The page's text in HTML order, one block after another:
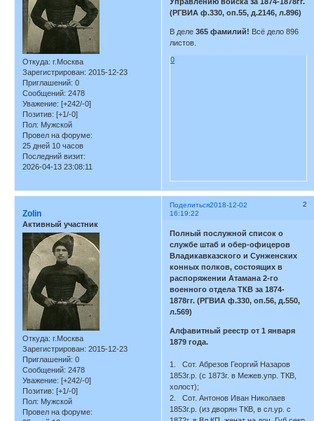
Откуда: г.Москва
Зарегистрирован: 2015-12-23
Приглашений: 0
Сообщений: 2478
Уважение: [+242/-0]
Позитив: [+1/-0]
Пол: Мужской
Провел на форуме:
25 дней 10 часов
Последний визит:
2026-04-13 23:08:11
(РГВИА ф.330, оп.55, д.2146, л.896)
В деле365 фамилий! Всё дело 896
листов.
0
Поделиться 2
2018-12-02
16:19:22
Zolin
Активный участник
Откуда: г.Москва
Зарегистрирован: 2015-12-23
Приглашений: 0
Сообщений: 2478
Уважение: [+242/-0]
Позитив: [+1/-0]
Пол: Мужской
Провел на форуме:
Полный послужной список о
службе штаб и обер-офицеров
Владикавказского и Сунженских
конных полков, состоящих в
распоряжении Атамана 2-го
военного отдела ТКВ за 1874-
1878гг. (РГВИА ф.330, оп.56, д.550,
л.569)
Алфавитный реестр от 1 января
1879 года.
1. Сот. Абрезов Георгий Назаров
1853г.р. (с 1873г. в Межев.упр. ТКВ,
холост);
2. Сот. Антонов Иван Николаев
1853г.р. (из дворян ТКВ, в сл.ур. с